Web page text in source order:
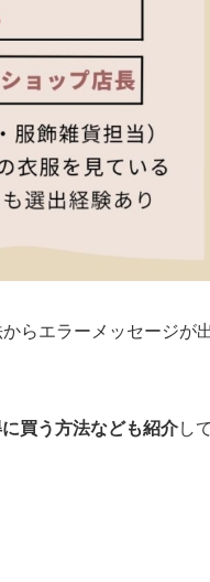
らエラーメッセージが
買う方法なども紹介し